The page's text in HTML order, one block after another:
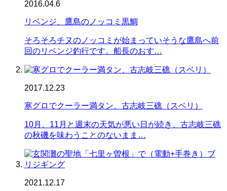
2016.04.6
リベンジ、鷹島のノッコミ黒鯛
そろそろチヌのノッコミが始まっていそうな鷹島へ前
回のリベンジ釣行です。船長のおす…
2017.12.23
寒グロでクーラー満タン、古志岐三礁（スベリ）
10月、11月と週末の天気が悪い日が続き、古志岐三礁
の秋磯を味わうことのないまま…
2021.12.17